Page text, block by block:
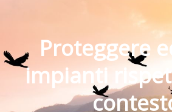
Proteggere
impianti